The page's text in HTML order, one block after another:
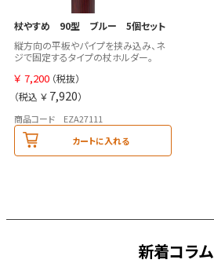
杖やすめ 90型 ブルー 5個セット
縦方向の平板やパイプを挟み込み、ネ
ジで固定するタイプの杖ホルダー。
￥ 7,200 （税抜）
（税込 ￥ 7,920）
商品コード EZA27111
カートに入れる
新着コラム